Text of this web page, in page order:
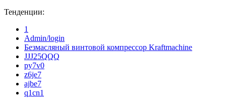
Тенденции:
1
Admin/login
Безмасляный винтовой компрессор Kraftmaсhine
JJJ25QQQ
py7v0
z6je7
ajbe7
q1cn1